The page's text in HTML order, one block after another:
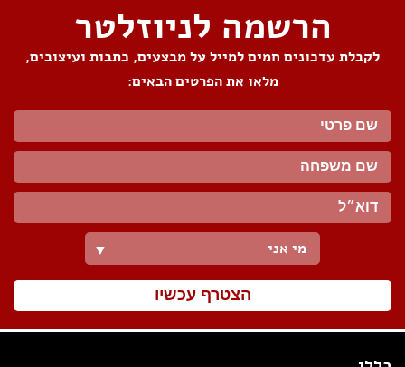
הרשמה לניוזלטר
לקבלת עדכונים חמים למייל על מבצעים, כתבות ועיצובים,
מלאו את הפרטים הבאים:
מי אני ▼
הצטרף עכשיו